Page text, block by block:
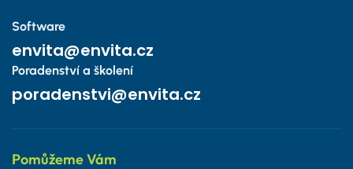
Software
envita@envita.cz
Poradenství a školení
poradenstvi@envita.cz
Pomůžeme Vám